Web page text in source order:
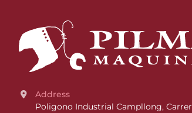
Address
Poligono Industrial Campllong, Carrer